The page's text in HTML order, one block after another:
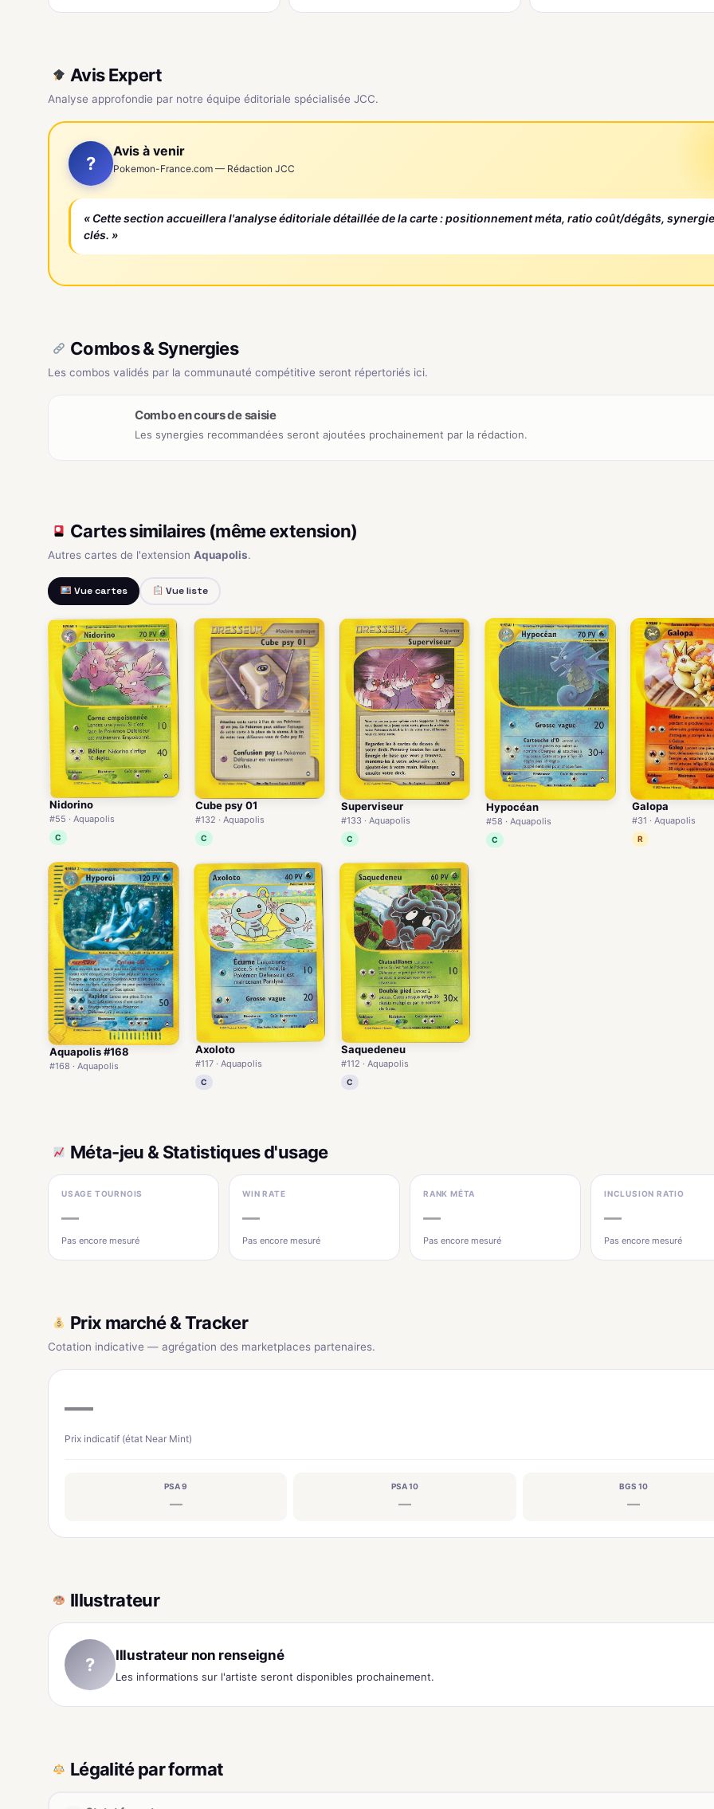
Avis Expert
Analyse approfondie par notre équipe éditoriale spécialisée JCC.
?
Avis à venir
Pokemon-France.com — Rédaction JCC
« Cette section accueillera l'analyse éditoriale détaillée de la carte : positionnement méta, ratio coût/dégâts,
clés. »
Combos & Synergies
Les combos validés par la communauté compétitive seront répertoriés ici.
Combo en cours de saisie
Les synergies recommandées seront ajoutées prochainement par la rédaction.
Cartes similaires (même extension)
Autres cartes de l'extension Aquapolis.
Vue cartes Vue liste
Nidorino
#55 · Aquapolis
C
Cube psy 01
#132 · Aquapolis
C
Superviseur
#133 · Aquapolis
C
Hypocéan
#58 · Aquapolis
C
Galopa
#31 · Aquapolis
R
Aquapolis #168
#168 · Aquapolis
Axoloto
#117 · Aquapolis
C
Saquedeneu
#112 · Aquapolis
C
Méta-jeu & Statistiques d'usage
USAGE TOURNOIS
—
Pas encore mesuré
WIN RATE
—
Pas encore mesuré
RANK MÉTA
—
Pas encore mesuré
INCLUSION RATIO
—
Pas encore mesuré
Prix marché & Tracker
Cotation indicative — agrégation des marketplaces partenaires.
—
Prix indicatif (état Near Mint)
PSA 9
—
PSA 10
—
BGS 10
—
Illustrateur
? Illustrateur non renseigné
Les informations sur l'artiste seront disponibles prochainement.
Légalité par format